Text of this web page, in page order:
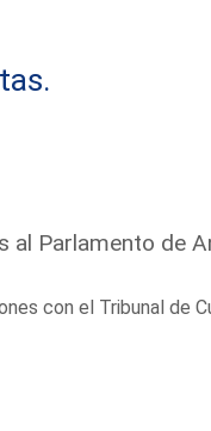
Parlamento de
con el Tribunal de